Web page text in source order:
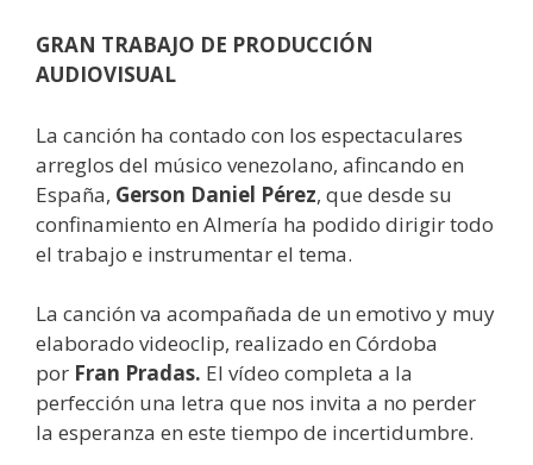
GRAN TRABAJO DE PRODUCCIÓN
AUDIOVISUAL
La canción ha contado con los espectaculares
arreglos del músico venezolano, afincando en
España, Gerson Daniel Pérez, que desde su
confinamiento en Almería ha podido dirigir todo
el trabajo e instrumentar el tema.
La canción va acompañada de un emotivo y muy
elaborado videoclip, realizado en Córdoba
por Fran Pradas. El vídeo completa a la
perfección una letra que nos invita a no perder
la esperanza en este tiempo de incertidumbre.